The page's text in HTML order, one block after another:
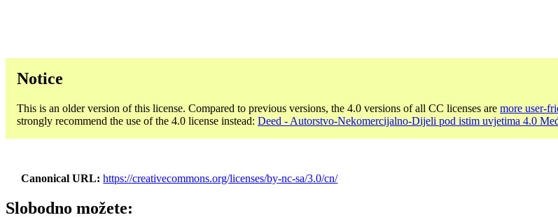
Notice
This is an older version of this license. Compared to previous versions, the 4.0 versions of all CC licenses are more user-
strongly recommend the use of the 4.0 license instead: Deed - Autorstvo-Nekomercijalno-Dijeli pod istim uvjetima 4.0
Canonical URL https://creativecommons.org/licenses/by-nc-sa/3.0/cn/
Slobodno možete: